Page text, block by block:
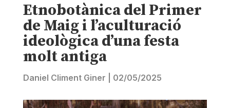
Etnobotànica del Primer
de Maig i l’aculturació
ideològica d’una festa
molt antiga
Daniel Climent Giner 02/05/2025